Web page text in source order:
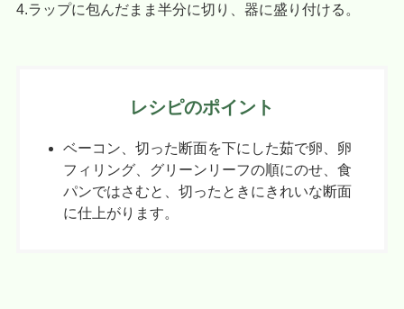
4.ラップに包んだまま半分に切り、器に盛り付ける。
レシピのポイント
ベーコン、切った断面を下にした茹で卵、卵
フィリング、グリーンリーフの順にのせ、食
パンではさむと、切ったときにきれいな断面
に仕上がります。